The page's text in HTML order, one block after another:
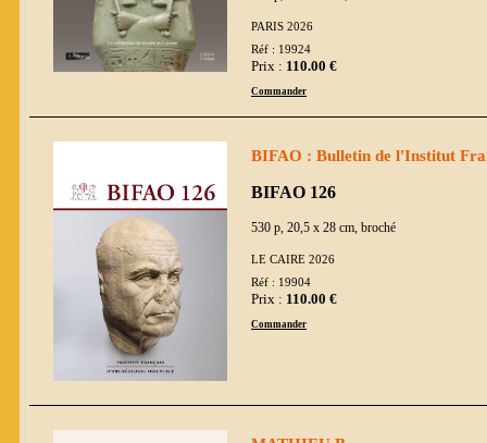
PARIS 2026
Réf : 19924
Prix : 110.00 €
Commander
BIFAO : Bulletin de l'Institut
BIFAO 126
530 p, 20,5 x 28 cm, broché
LE CAIRE 2026
Réf : 19904
Prix : 110.00 €
Commander